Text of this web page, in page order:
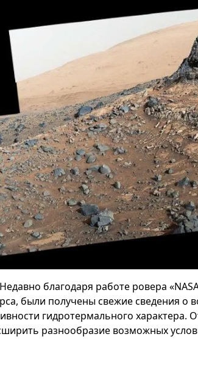
Недавно благодаря работе ровера
были получены свежие сведения
гидротермального
разнообразие возможных